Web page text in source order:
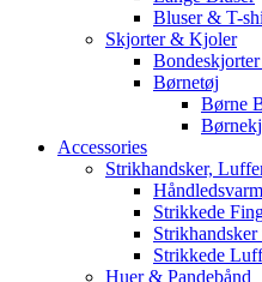
Bluser & T-
Skjorter & Kjoler
Børnetøj
Børne
Accessories
Strikhandsker,
Strikkede
Strikkede
Huer & Pandebånd